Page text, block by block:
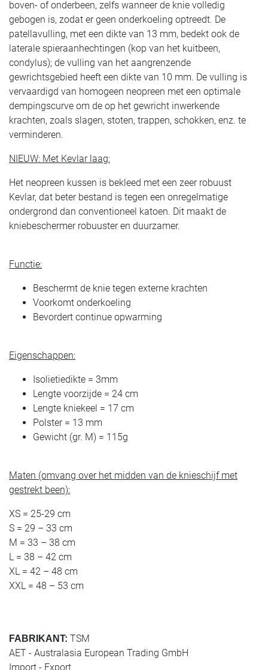
boven- of onderbeen, zelfs wanneer de knie volledig
gebogen is, zodat er geen onderkoeling optreedt. De
patellavulling, met een dikte van 13 mm, bedekt ook de
laterale spieraanhechtingen (kop van het kuitbeen,
condylus); de vulling van het aangrenzende
gewrichtsgebied heeft een dikte van 10 mm. De vulling is
vervaardigd van homogeen neopreen met een optimale
dempingscurve om de op het gewricht inwerkende
krachten, zoals slagen, stoten, trappen, schokken, enz. te
verminderen.
NIEUW: Met Kevlar laag:
Het neopreen kussen is bekleed met een zeer robuust
Kevlar, dat beter bestand is tegen een onregelmatige
ondergrond dan conventioneel katoen. Dit maakt de
kniebeschermer robuuster en duurzamer.
Functie:
Beschermt de knie tegen externe krachten
Voorkomt onderkoeling
Bevordert continue opwarming
Eigenschappen:
Isolietiedikte = 3mm
Lengte voorzijde = 24 cm
Lengte kniekeel = 17 cm
Polster = 13 mm
Gewicht (gr. M) = 115g
Maten (omvang over het midden van de knieschijf met
gestrekt been):
XS = 25-29 cm
S = 29 – 33 cm
M = 33 – 38 cm
L = 38 – 42 cm
XL = 42 – 48 cm
XXL = 48 – 53 cm
FABRIKANT: TSM
AET - Australasia European Trading GmbH
Import - Export